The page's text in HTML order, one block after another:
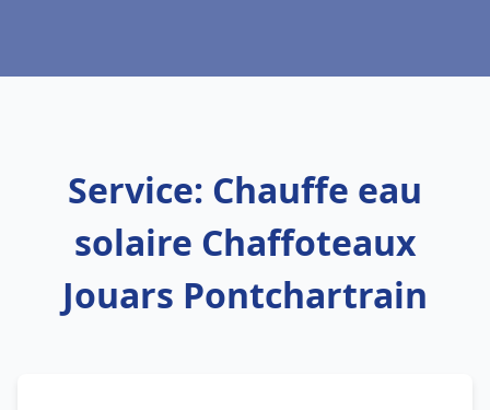
Service: Chauffe eau
solaire Chaffoteaux
Jouars Pontchartrain